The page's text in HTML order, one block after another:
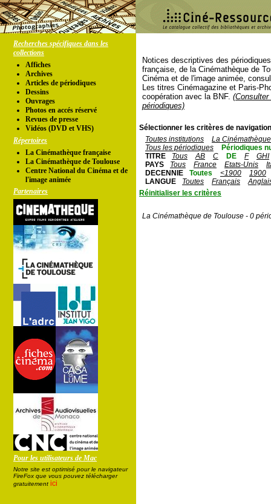
Recherches spécifiques dans les
collections
Affiches
Archives
Articles de périodiques
Dessins
Ouvrages
Photos en accés réservé
Revues de presse
Vidéos (DVD et VHS)
Répertoires
La Cinémathèque française
La Cinémathèque de Toulouse
Centre National du Cinéma et de
l'image animée
Partenaires
Pour les utilisateurs de Mac
Notre site est optimisé pour le navigateur
FireFox que vous pouvez télécharger
gratuitement ici
Notices descriptives des
française, de la Cinémathèque de
Cinéma et de l'image animée,
Les titres Cinémagazine et Paris-
coopération avec la BNF.
périodiques)
Sélectionner les critères de
Toutes institutions
La
Tous les périodiques
Périodiques
TITRE
Tous AB C DE F
GHI
PAYS
Tous France Etats-Unis
DECENNIE
Toutes <1900
1900
LANGUE
Toutes Français
Réinitialiser les critères
La Cinémathèque de Toulouse - 0